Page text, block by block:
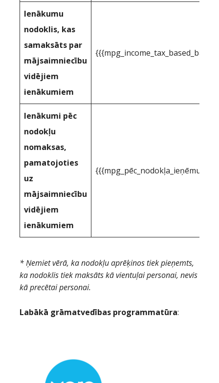
Ienākumu
nodoklis, kas
samaksāts par
mājsaimniecību
vidējiem
ienākumiem
Ienākumi pēc
nodokļu
nomaksas,
pamatojoties
uz
mājsaimniecību
vidējiem
ienākumiem
* Ņemiet vērā, ka nodokļu aprēķinos tiek pieņemts,
ka nodoklis tiek maksāts kā vientuļai personai, nevis
kā precētai personai.
Labākā grāmatvedības programmatūra: